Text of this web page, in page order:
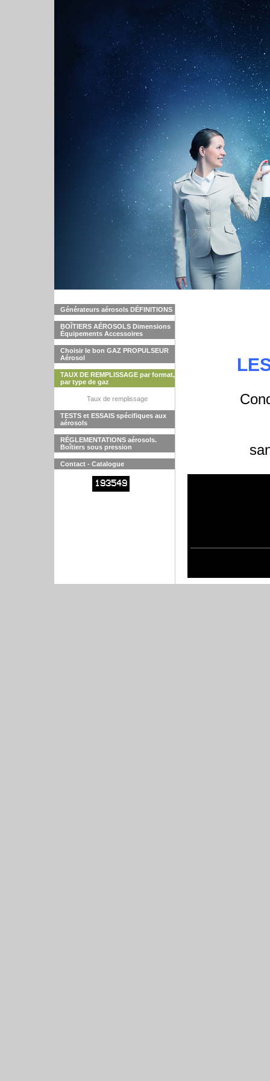
Générateurs aérosols DÉFINITIONS
BOÎTIERS AÉROSOLS Dimensions
Équipements Accessoires
Choisir le bon GAZ PROPULSEUR
Aérosol
TAUX DE REMPLISSAGE par format,
par type de gaz
Taux de remplissage
TESTS et ESSAIS spécifiques aux
aérosols
RÉGLEMENTATIONS aérosols.
Boîtiers sous pression
Contact - Catalogue
193549